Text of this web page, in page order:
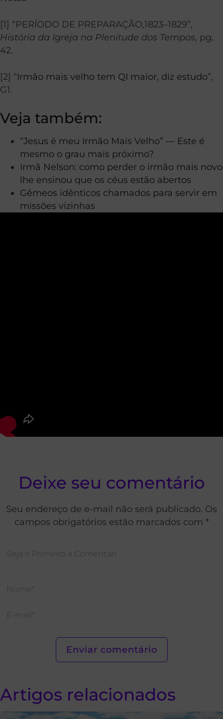
[1] “PERÍODO DE PREPARAÇÃO,1823–1829”,
História da Igreja na Plenitude dos Tempos, pg.
42.
[2] “Irmão mais velho tem QI maior, diz estudo”,
G1.
Veja também:
“Jesus é meu Irmão Mais Velho” — Este é
mesmo o grau mais próximo?
Irmã Nelson: como perder o irmão mais novo
lhe ensinou que os céus estão abertos
Gêmeos idênticos chamados para servir em
missões vizinhas
Deixe seu comentário
Seu endereço de e-mail não será publicado. Os
campos obrigatórios estão marcados com *
Artigos relacionados